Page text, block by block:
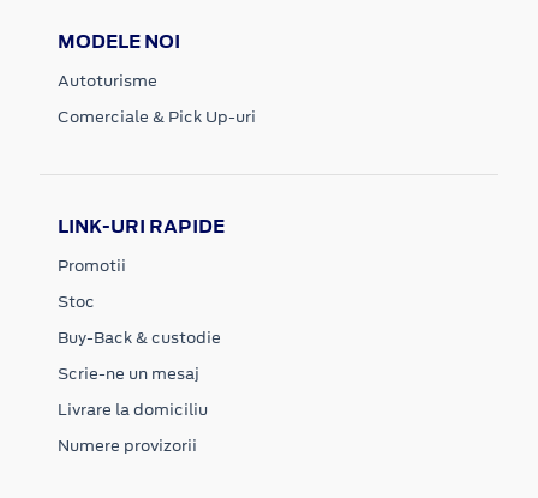
MODELE NOI
Autoturisme
Comerciale & Pick Up-uri
LINK-URI RAPIDE
Promotii
Stoc
Buy-Back & custodie
Scrie-ne un mesaj
Livrare la domiciliu
Numere provizorii